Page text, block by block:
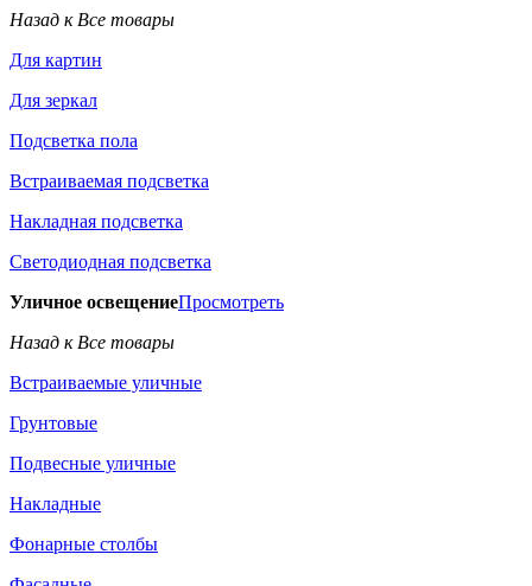
Назад к Все товары
Для картин
Для зеркал
Подсветка пола
Встраиваемая подсветка
Накладная подсветка
Светодиодная подсветка
Уличное освещениеПросмотреть
Назад к Все товары
Встраиваемые уличные
Грунтовые
Подвесные уличные
Накладные
Фонарные столбы